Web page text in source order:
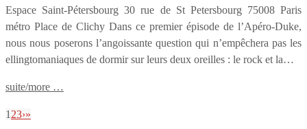
Espace Saint-Pétersbourg 30 rue de St Petersbourg 75008 Paris
métro Place de Clichy Dans ce premier épisode de l’Apéro-Duke,
nous nous poserons l’angoissante question qui n’empêchera pas les
ellingtomaniaques de dormir sur leurs deux oreilles : le rock et la…
suite/more …
1 23›»